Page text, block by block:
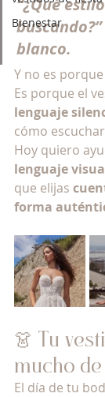
Bienestar
“¿Qué
blanco.
Y no es
Es porque el
lenguaje
cómo
Hoy quiero
lenguaje
que elijas
forma
👗 Tu
mucho
El día de tu